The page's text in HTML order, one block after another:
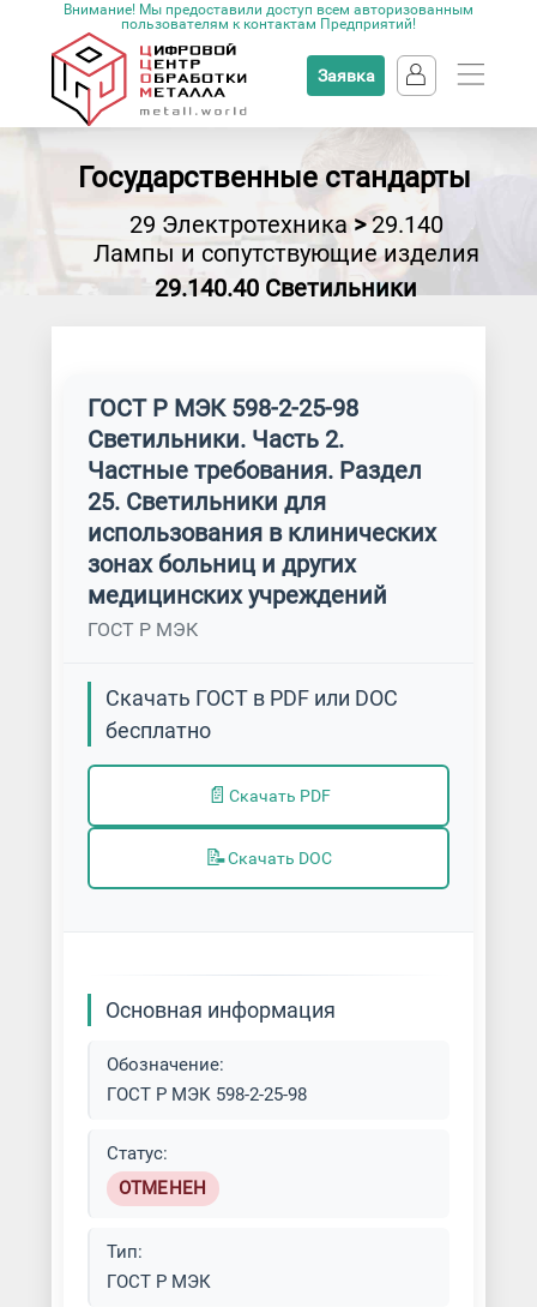
Внимание! Мы предоставили доступ всем авторизованным
пользователям к контактам Предприятий!
Заявка
Государственные стандарты
29 Электротехника>29.140
Лампы и сопутствующие изделия
29.140.40 Светильники
ГОСТ Р МЭК 598-2-25-98
Светильники. Часть 2.
Частные требования. Раздел
25. Светильники для
использования в клинических
зонах больниц и других
медицинских учреждений
ГОСТ Р МЭК
Скачать ГОСТ в PDF или DOC
бесплатно
📄 Скачать PDF
📝Скачать DOC
Основная информация
Обозначение:
ГОСТ Р МЭК 598-2-25-98
Статус:
ОТМЕНЕН
Тип:
ГОСТ Р МЭК